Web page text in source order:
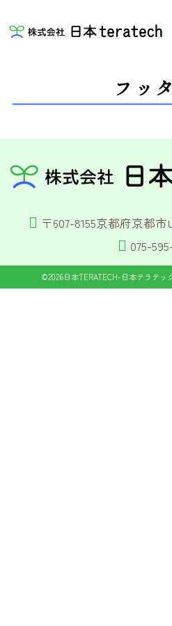
フッ
〒607-8155京都府京都
075-
©2026日本TERATECH-日本テラテッ